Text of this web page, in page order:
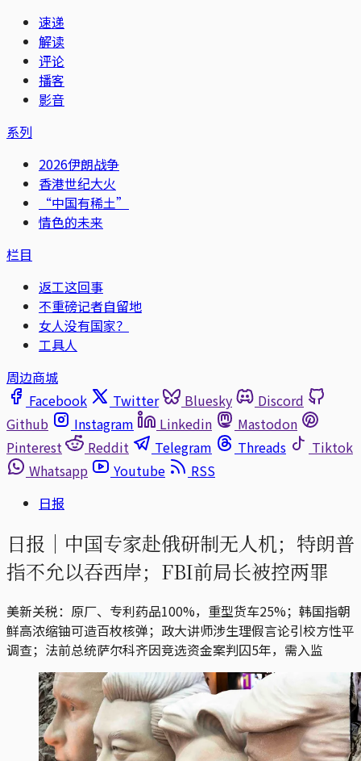
速递
解读
评论
播客
影音
系列
2026伊朗战争
香港世纪大火
“中国有稀土”
情色的未来
栏目
返工这回事
不重磅记者自留地
女人没有国家？
工具人
周边商城
Facebook
Twitter Bluesky
Discord
Github
Instagram Linkedin
Mastodon
Pinterest
Reddit Telegram Threads
Tiktok
Whatsapp
Youtube
RSS
日报
日报｜中国专家赴俄研制无人机；特朗普
指不允以吞西岸；FBI前局长被控两罪
美新关税：原厂、专利药品100%，重型货车25%；韩国指朝
鲜高浓缩铀可造百枚核弹；政大讲师涉生理假言论引校方性平
调查；法前总统萨尔科齐因竞选资金案判囚5年，需入监